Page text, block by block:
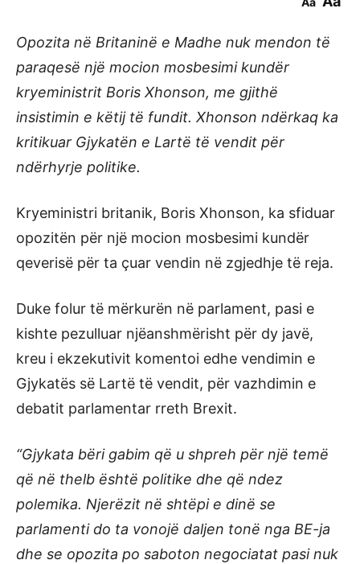
Opozita në Britaninë e Madhe nuk mendon të
paraqesë një mocion mosbesimi kundër
kryeministrit Boris Xhonson, me gjithë
insistimin e këtij të fundit. Xhonson ndërkaq ka
kritikuar Gjykatën e Lartë të vendit për
ndërhyrje politike.
Kryeministri britanik, Boris Xhonson, ka sfiduar
opozitën për një mocion mosbesimi kundër
qeverisë për ta çuar vendin në zgjedhje të reja.
Duke folur të mërkurën në parlament, pasi e
kishte pezulluar njëanshmërisht për dy javë,
kreu i ekzekutivit komentoi edhe vendimin e
Gjykatës së Lartë të vendit, për vazhdimin e
debatit parlamentar rreth Brexit.
“Gjykata bëri gabim që u shpreh për një temë
që në thelb është politike dhe që ndez
polemika. Njerëzit në shtëpi e dinë se
parlamenti do ta vonojë daljen tonë nga BE-ja
dhe se opozita po saboton negociatat pasi nuk